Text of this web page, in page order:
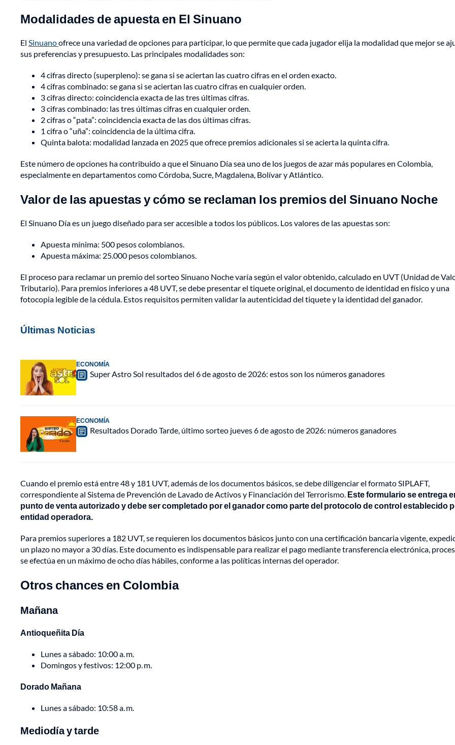
Modalidades de apuesta en El Sinuano
El Sinuanoofrece una variedad de opciones para participar, lo que permite que cada jugador elija la modalidad que mejor se
sus preferencias y presupuesto. Las principales modalidades son:
4 cifras directo (superpleno): se gana si se aciertan las cuatro cifras en el orden exacto.
4 cifras combinado: se gana si se aciertan las cuatro cifras en cualquier orden.
3 cifras directo: coincidencia exacta de las tres últimas cifras.
3 cifras combinado: las tres últimas cifras en cualquier orden.
2 cifras o “pata”: coincidencia exacta de las dos últimas cifras.
1 cifra o “uña”: coincidencia de la última cifra.
Quinta balota: modalidad lanzada en 2025 que ofrece premios adicionales si se acierta la quinta cifra.
Este número de opciones ha contribuido a que el Sinuano Día sea uno de los juegos de azar más populares en Colombia,
especialmente en departamentos como Córdoba, Sucre, Magdalena, Bolívar y Atlántico.
Valor de las apuestas y cómo se reclaman los premios del Sinuano Noche
El Sinuano Día es un juego diseñado para ser accesible a todos los públicos. Los valores de las apuestas son:
Apuesta mínima: 500 pesos colombianos.
Apuesta máxima: 25.000 pesos colombianos.
El proceso para reclamar un premio del sorteo Sinuano Noche varía según el valor obtenido, calculado en UVT (Unidad de
Tributario). Para premios inferiores a 48 UVT, se debe presentar el tiquete original, el documento de identidad en físico y una
fotocopia legible de la cédula. Estos requisitos permiten validar la autenticidad del tiquete y la identidad del ganador.
Últimas Noticias
ECONOMÍA
Super Astro Sol resultados del 6 de agosto de 2026: estos son los números ganadores
ECONOMÍA
Resultados Dorado Tarde, último sorteo jueves 6 de agosto de 2026: números ganadores
Cuando el premio está entre 48 y 181 UVT, además de los documentos básicos, se debe diligenciar el formato SIPLAFT,
correspondiente al Sistema de Prevención de Lavado de Activos y Financiación del Terrorismo. Este formulario se entrega
punto de venta autorizado y debe ser completado por el ganador como parte del protocolo de control establecido
entidad operadora.
Para premios superiores a 182 UVT, se requieren los documentos básicos junto con una certificación bancaria vigente,
un plazo no mayor a 30 días. Este documento es indispensable para realizar el pago mediante transferencia electrónica,
se efectúa en un máximo de ocho días hábiles, conforme a las políticas internas del operador.
Otros chances en Colombia
Mañana
Antioqueñita Día
Lunes a sábado: 10:00 a. m.
Domingos y festivos: 12:00 p. m.
Dorado Mañana
Lunes a sábado: 10:58 a. m.
Mediodía y tarde